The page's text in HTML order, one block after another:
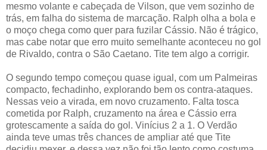
mesmo volante e cabeçada de Vilson, que vem sozinho de
trás, em falha do sistema de marcação. Ralph olha a bola e
o moço chega como quer para fuzilar Cássio. Não é trágico,
mas cabe notar que erro muito semelhante aconteceu no gol
de Rivaldo, contra o São Caetano. Tite tem algo a corrigir.
O segundo tempo começou quase igual, com um Palmeiras
compacto, fechadinho, explorando bem os contra-ataques.
Nessas veio a virada, em novo cruzamento. Falta tosca
cometida por Ralph, cruzamento na área e Cássio erra
grotescamente a saída do gol. Vinícius 2 a 1. O Verdão
ainda teve umas três chances de ampliar até que Tite